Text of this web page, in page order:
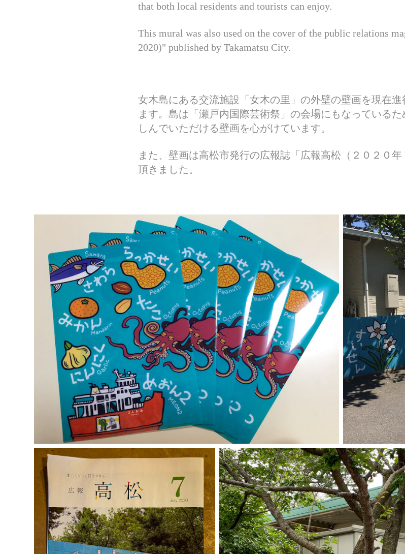
that both local residents and tourists can enjoy.
This mural was also used on the cover of the public relations
2020)" published by Takamatsu City.
女木島にある交流施設「女木の里」の外壁の壁画を現在
ます。島は「瀬戸内国際芸術祭」の会場にもなっている
しんでいただける壁画を心がけています。
また、壁画は高松市発行の広報誌「広報高松（２０２０
頂きました。